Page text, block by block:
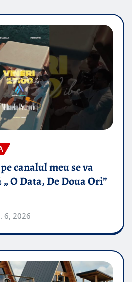
canalul meu se va
O Data, De Doua Ori”
6, 2026